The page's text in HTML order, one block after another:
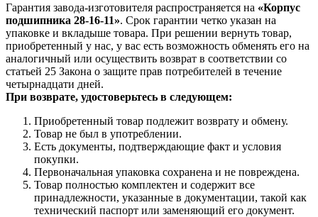
Гарантия завода-изготовителя распространяется на «Корпус
подшипника 28-16-11». Срок гарантии четко указан на
упаковке и вкладыше товара. При решении вернуть товар,
приобретенный у нас, у вас есть возможность обменять его на
аналогичный или осуществить возврат в соответствии со
статьей 25 Закона о защите прав потребителей в течение
четырнадцати дней.
При возврате, удостоверьтесь в следующем:
Приобретенный товар подлежит возврату и обмену.
Товар не был в употреблении.
Есть документы, подтверждающие факт и условия
покупки.
Первоначальная упаковка сохранена и не повреждена.
Товар полностью комплектен и содержит все
принадлежности, указанные в документации, такой как
технический паспорт или заменяющий его документ.